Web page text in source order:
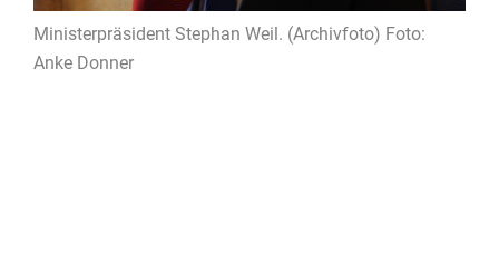
Ministerpräsident Stephan Weil. (Archivfoto) Foto:
Anke Donner